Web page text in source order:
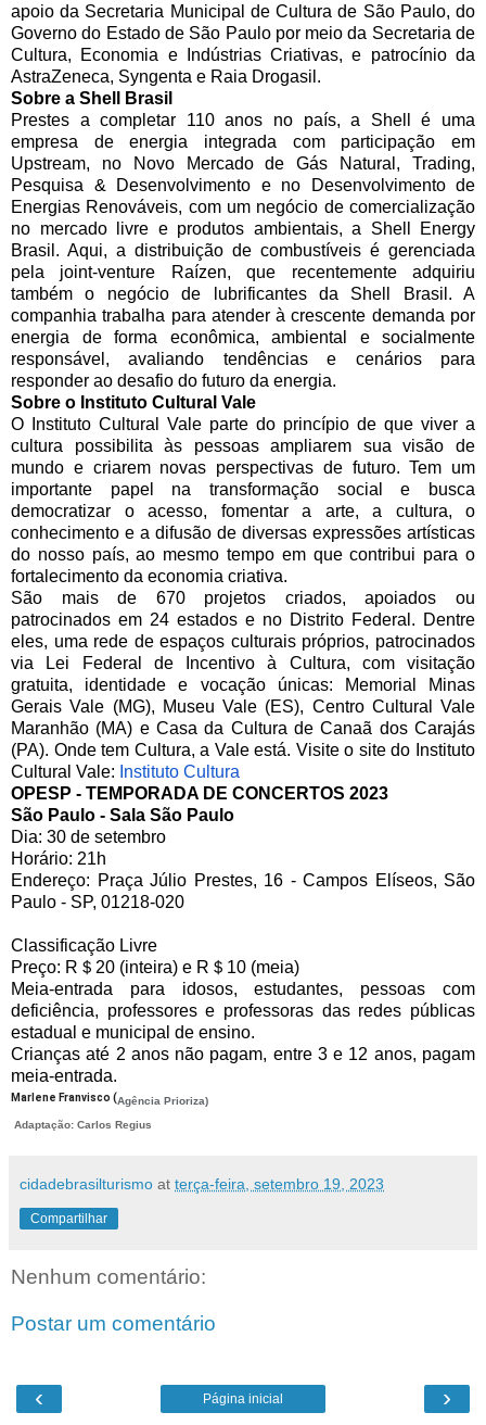
apoio da Secretaria Municipal de Cultura de São Paulo, do
Governo do Estado de São Paulo por meio da Secretaria de
Cultura, Economia e Indústrias Criativas, e patrocínio da
AstraZeneca, Syngenta e Raia Drogasil.
Sobre a Shell Brasil
Prestes a completar 110 anos no país, a Shell é uma
empresa de energia integrada com participação em
Upstream, no Novo Mercado de Gás Natural, Trading,
Pesquisa & Desenvolvimento e no Desenvolvimento de
Energias Renováveis, com um negócio de comercialização
no mercado livre e produtos ambientais, a Shell Energy
Brasil. Aqui, a distribuição de combustíveis é gerenciada
pela joint-venture Raízen, que recentemente adquiriu
também o negócio de lubrificantes da Shell Brasil. A
companhia trabalha para atender à crescente demanda por
energia de forma econômica, ambiental e socialmente
responsável, avaliando tendências e cenários para
responder ao desafio do futuro da energia.
Sobre o Instituto Cultural Vale
O Instituto Cultural Vale parte do princípio de que viver a
cultura possibilita às pessoas ampliarem sua visão de
mundo e criarem novas perspectivas de futuro. Tem um
importante papel na transformação social e busca
democratizar o acesso, fomentar a arte, a cultura, o
conhecimento e a difusão de diversas expressões artísticas
do nosso país, ao mesmo tempo em que contribui para o
fortalecimento da economia criativa.
São mais de 670 projetos criados, apoiados ou
patrocinados em 24 estados e no Distrito Federal. Dentre
eles, uma rede de espaços culturais próprios, patrocinados
via Lei Federal de Incentivo à Cultura, com visitação
gratuita, identidade e vocação únicas: Memorial Minas
Gerais Vale (MG), Museu Vale (ES), Centro Cultural Vale
Maranhão (MA) e Casa da Cultura de Canaã dos Carajás
(PA). Onde tem Cultura, a Vale está. Visite o site do Instituto
Cultural Vale: Instituto Cultura
OPESP - TEMPORADA DE CONCERTOS 2023
São Paulo - Sala São Paulo
Dia: 30 de setembro
Horário: 21h
Endereço: Praça Júlio Prestes, 16 - Campos Elíseos, São
Paulo - SP, 01218-020
Classificação Livre
Preço: R＄20 (inteira) e R＄10 (meia)
Meia-entrada para idosos, estudantes, pessoas com
deficiência, professores e professoras das redes públicas
estadual e municipal de ensino.
Crianças até 2 anos não pagam, entre 3 e 12 anos, pagam
meia-entrada.
Marlene Franvisco (Agência Prioriza)
Adaptação: Carlos Regius
cidadebrasilturismo at terça-feira, setembro 19, 2023
Compartilhar
Nenhum comentário:
Postar um comentário
‹ ›
Página inicial